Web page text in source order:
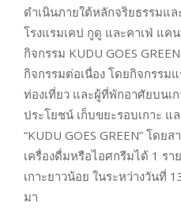
ดำเนินภายใต้หลักจริยธรรมแ
โรงแรมเคป กูดู และคาเฟ่ แค
กิจกรรม KUDU GOES
กิจกรรมต่อเนื่อง โดยกิจกรรม
ท่องเที่ยว และผู้ที่พักอาศัยบนเ
ประโยชน์ เก็บขยะรอบเกาะ แ
“KUDU GOES GREEN” โดย
เครื่องดื่มหรือไอศกรีมได้ 1 ร
เกาะยาวน้อย ในระหว่างวันที่
มา